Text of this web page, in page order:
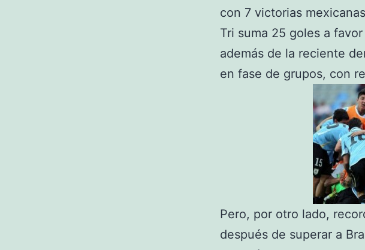
con 7 victorias
Tri suma 25 goles a
además de la reciente
en fase de grupos, con
Pero, por otro lado,
después de superar a